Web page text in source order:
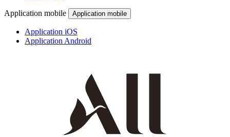
Application mobile Application mobile
Application iOS
Application Android